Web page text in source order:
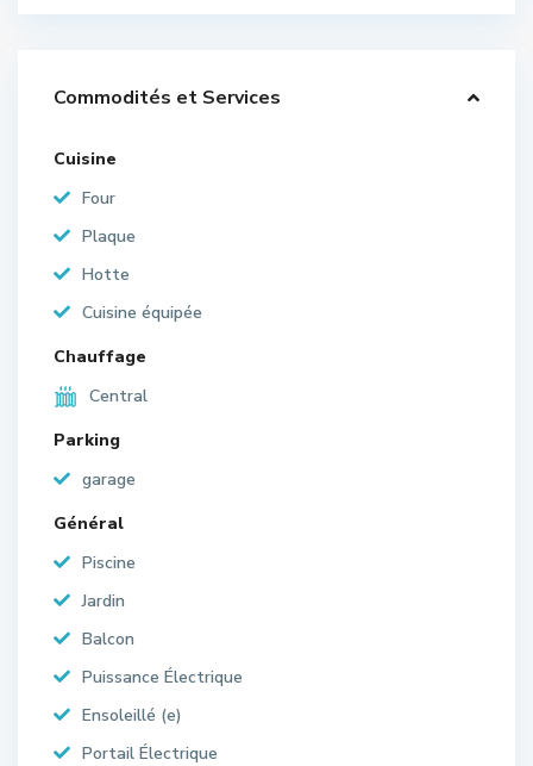
Commodités et Services
Cuisine
Four
Plaque
Hotte
Cuisine équipée
Chauffage
Central
Parking
garage
Général
Piscine
Jardin
Balcon
Puissance Électrique
Ensoleillé (e)
Portail Électrique